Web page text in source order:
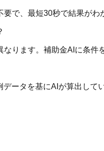
で、最短30秒で結果がわ
ります。補助金AIに条
ータを基にAIが算出して